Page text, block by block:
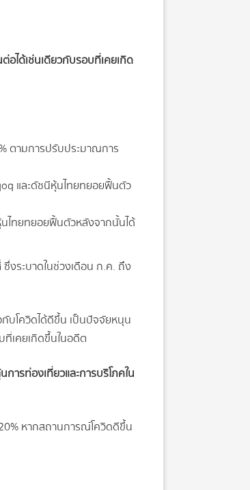
อได้เช่นเดียวกับรอบที่เคยเกิด
ตามการปรับประมาณการ
และดัชนีหุ้นไทยทยอยฟื้นตัว
นไทยทยอยฟื้นตัวหลังจากนั้นได้
งระบาดในช่วงเดือน ก.ค. ถึง
บโควิดได้ดีขึ้น เป็นปัจจัยหนุน
ที่เคยเกิดขึ้นในอดีต
ารท่องเที่ยวและการบริโภคใน
หากสถานการณ์โควิดดีขึ้น